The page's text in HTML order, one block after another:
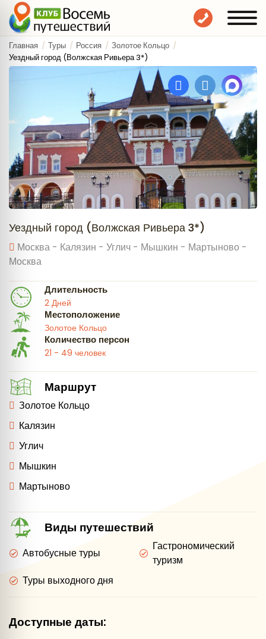
Главная Туры Россия
Золотое Кольцо
Уездный город (Волжская Ривьера 3*)
Уездный город (Волжская Ривьера 3*)
Москва - Калязин - Углич - Мышкин - Мартыново -
Москва
Длительность
2 Дней
Местоположение
Золотое Кольцо
Количество персон
21 - 49 человек
Маршрут
Золотое Кольцо
Калязин
Углич
Мышкин
Мартыново
Виды путешествий
Автобусные туры
Гастрономический
туризм
Туры выходного дня
Доступные даты: